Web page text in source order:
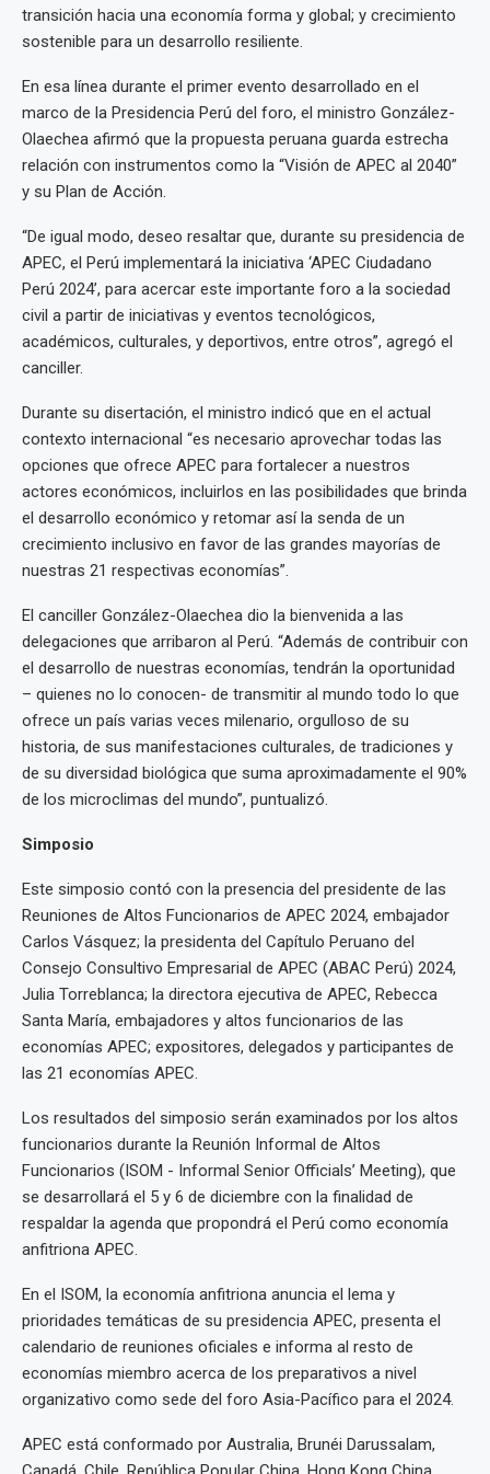
transición hacia una economía forma y global; y crecimiento
sostenible para un desarrollo resiliente.
En esa línea durante el primer evento desarrollado en el
marco de la Presidencia Perú del foro, el ministro González-
Olaechea afirmó que la propuesta peruana guarda estrecha
relación con instrumentos como la “Visión de APEC al 2040”
y su Plan de Acción.
“De igual modo, deseo resaltar que, durante su presidencia de
APEC, el Perú implementará la iniciativa ‘APEC Ciudadano
Perú 2024’, para acercar este importante foro a la sociedad
civil a partir de iniciativas y eventos tecnológicos,
académicos, culturales, y deportivos, entre otros”, agregó el
canciller.
Durante su disertación, el ministro indicó que en el actual
contexto internacional “es necesario aprovechar todas las
opciones que ofrece APEC para fortalecer a nuestros
actores económicos, incluirlos en las posibilidades que brinda
el desarrollo económico y retomar así la senda de un
crecimiento inclusivo en favor de las grandes mayorías de
nuestras 21 respectivas economías”.
El canciller González-Olaechea dio la bienvenida a las
delegaciones que arribaron al Perú. “Además de contribuir con
el desarrollo de nuestras economías, tendrán la oportunidad
– quienes no lo conocen- de transmitir al mundo todo lo que
ofrece un país varias veces milenario, orgulloso de su
historia, de sus manifestaciones culturales, de tradiciones y
de su diversidad biológica que suma aproximadamente el 90%
de los microclimas del mundo”, puntualizó.
Simposio
Este simposio contó con la presencia del presidente de las
Reuniones de Altos Funcionarios de APEC 2024, embajador
Carlos Vásquez; la presidenta del Capítulo Peruano del
Consejo Consultivo Empresarial de APEC (ABAC Perú) 2024,
Julia Torreblanca; la directora ejecutiva de APEC, Rebecca
Santa María, embajadores y altos funcionarios de las
economías APEC; expositores, delegados y participantes de
las 21 economías APEC.
Los resultados del simposio serán examinados por los altos
funcionarios durante la Reunión Informal de Altos
Funcionarios (ISOM - Informal Senior Officials’ Meeting), que
se desarrollará el 5 y 6 de diciembre con la finalidad de
respaldar la agenda que propondrá el Perú como economía
anfitriona APEC.
En el ISOM, la economía anfitriona anuncia el lema y
prioridades temáticas de su presidencia APEC, presenta el
calendario de reuniones oficiales e informa al resto de
economías miembro acerca de los preparativos a nivel
organizativo como sede del foro Asia-Pacífico para el 2024.
APEC está conformado por Australia, Brunéi Darussalam,